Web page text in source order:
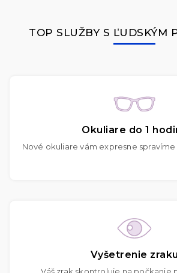
TOP SLUŽBY S ĽUDSKÝM
Okuliare do 1
Nové okuliare vám expresne
Vyšetrenie zraku
Váš zrak skontroluje na počkanie